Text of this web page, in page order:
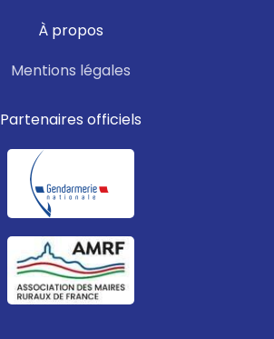
À propos
Mentions légales
Partenaires officiels